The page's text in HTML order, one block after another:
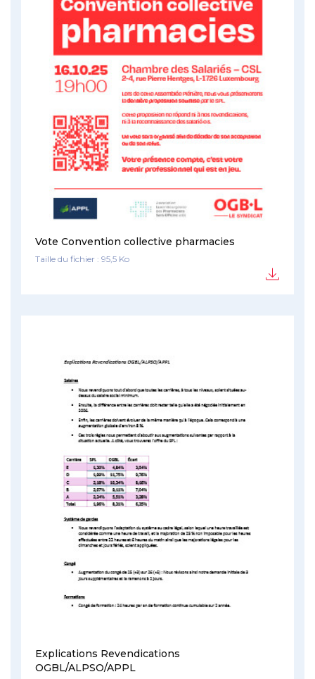
Vote Convention collective pharmacies
Taille du fichier : 95,5 Ko
Explications Revendications
OGBL/ALPSO/APPL